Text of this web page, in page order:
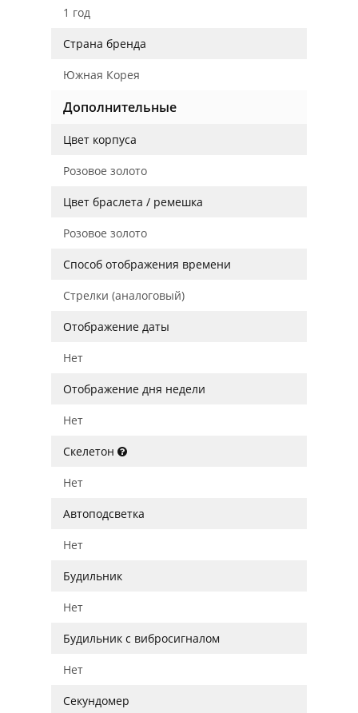
1 год
Страна бренда
Южная Корея
Дополнительные
Цвет корпуса
Розовое золото
Цвет браслета / ремешка
Розовое золото
Способ отображения времени
Стрелки (аналоговый)
Отображение даты
Нет
Отображение дня недели
Нет
Скелетон
Нет
Автоподсветка
Нет
Будильник
Нет
Будильник с вибросигналом
Нет
Секундомер